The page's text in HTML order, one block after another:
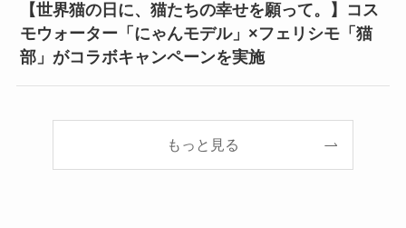
【世界猫の日に、猫たちの幸せを願って。】コス
モウォーター「にゃんモデル」×フェリシモ「猫
部」がコラボキャンペーンを実施
もっと見る